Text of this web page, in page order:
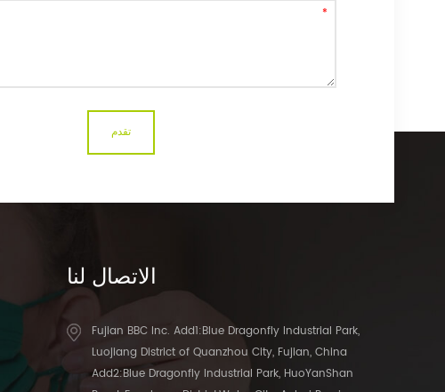
الاتصال لنا
Fujian BBC Inc. Add1:Blue Dragonfly Industrial Park,
Luojiang District of Quanzhou City, Fujian, China
Add2:Blue Dragonfly Industrial Park, HuoYanShan